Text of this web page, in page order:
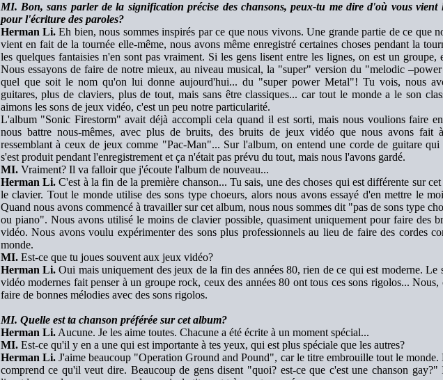
MI. Bon, sans parler de la signification précise des chansons, peux-tu me dire d'où vous vient
pour l'écriture des paroles?
Herman Li.Eh bien, nous sommes inspirés par ce que nous vivons. Une grande partie de ce que
vient en fait de la tournée elle-même, nous avons même enregistré certaines choses pendant la
les quelques fantaisies n'en sont pas vraiment. Si les gens lisent entre les lignes, on est un groupe,
Nous essayons de faire de notre mieux, au niveau musical, la "super" version du "melodic
quel que soit le nom qu'on lui donne aujourd'hui... du "super power Metal"! Tu vois, nous
guitares, plus de claviers, plus de tout, mais sans être classiques... car tout le monde a le son
aimons les sons de jeux vidéo, c'est un peu notre particularité.
L'album "Sonic Firestorm" avait déjà accompli cela quand il est sorti, mais nous voulions faire
nous battre nous-mêmes, avec plus de bruits, des bruits de jeux vidéo que nous avons fait
ressemblant à ceux de jeux comme "Pac-Man"... Sur l'album, on entend une corde de guitare qui
s'est produit pendant l'enregistrement et ça n'était pas prévu du tout, mais nous l'avons gardé.
MI.Vraiment? Il va falloir que j'écoute l'album de nouveau...
Herman Li.C'est à la fin de la première chanson... Tu sais, une des choses qui est différente sur
le clavier. Tout le monde utilise des sons type choeurs, alors nous avons essayé d'en mettre le
Quand nous avons commencé à travailler sur cet album, nous nous sommes dit "pas de sons type
ou piano". Nous avons utilisé le moins de clavier possible, quasiment uniquement pour faire des
vidéo. Nous avons voulu expérimenter des sons plus professionnels au lieu de faire des cordes
monde.
MI.Est-ce que tu joues souvent aux jeux vidéo?
Herman Li.Oui mais uniquement des jeux de la fin des années 80, rien de ce qui est moderne. Le
vidéo modernes fait penser à un groupe rock, ceux des années 80 ont tous ces sons rigolos... Nous,
faire de bonnes mélodies avec des sons rigolos.
MI. Quelle est ta chanson préférée sur cet album?
Herman Li.Aucune. Je les aime toutes. Chacune a été écrite à un moment spécial...
MI.Est-ce qu'il y en a une qui est importante à tes yeux, qui est plus spéciale que les autres?
Herman Li.J'aime beaucoup "Operation Ground and Pound", car le titre embrouille tout le monde.
comprend ce qu'il veut dire. Beaucoup de gens disent "quoi? est-ce que c'est une chanson